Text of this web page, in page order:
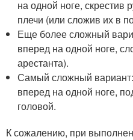
на одной ноге, скрестив
плечи (или сложив их в
Еще более сложный
вперед на одной ноге,
арестанта).
Самый сложный
вперед на одной ноге,
головой.
К сожалению, при